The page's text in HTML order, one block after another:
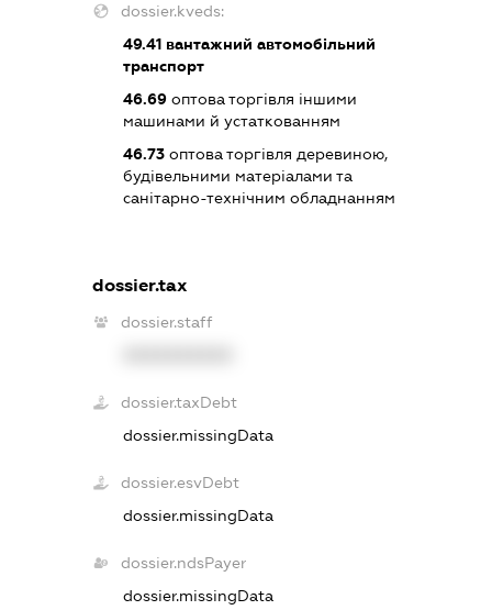
dossier.kveds:
49.41вантажний автомобільний
транспорт
46.69оптова торгівля іншими
машинами й устаткованням
46.73оптова торгівля деревиною,
будівельними матеріалами та
санітарно-технічним обладнанням
dossier.tax
dossier.staff
dossier.taxDebt
dossier.missingData
dossier.esvDebt
dossier.missingData
dossier.ndsPayer
dossier.missingData